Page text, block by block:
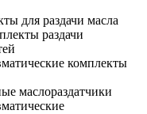
для раздачи масла
раздачи
комплекты
маслораздатчики